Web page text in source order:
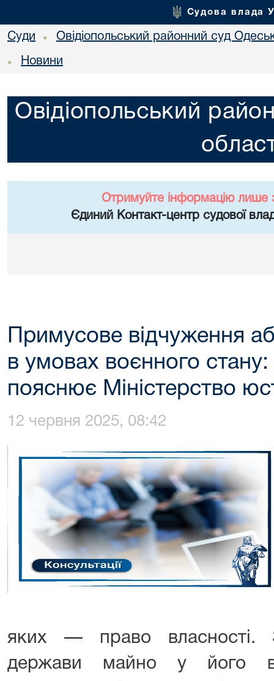
Судова влада
Суди • Овідіопольський районний суд
• Новини
Овідіопольський
Отримуйте інформацію лише
Єдиний Контакт-центр судової
Примусове відчуження
в умовах воєнного
пояснює Міністерство
12 червня 2025, 08:42
яких — право власності.
держави майно у його